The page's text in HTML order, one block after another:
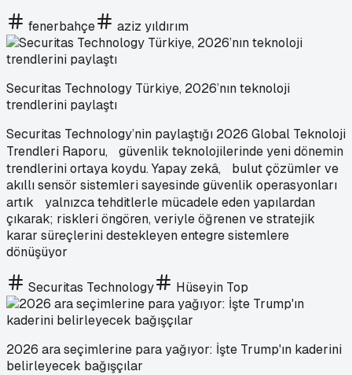
fenerbahçe aziz yıldırım
Securitas Technology Türkiye, 2026’nın teknoloji
trendlerini paylaştı
Securitas Technology’nin paylaştığı 2026 Global Teknoloji
Trendleri Raporu, güvenlik teknolojilerinde yeni dönemin
trendlerini ortaya koydu. Yapay zekâ, bulut çözümler ve
akıllı sensör sistemleri sayesinde güvenlik operasyonları
artık yalnızca tehditlerle mücadele eden yapılardan
çıkarak; riskleri öngören, veriyle öğrenen ve stratejik
karar süreçlerini destekleyen entegre sistemlere
dönüşüyor
Securitas Technology Hüseyin Top
2026 ara seçimlerine para yağıyor: İşte Trump'ın kaderini
belirleyecek bağışçılar